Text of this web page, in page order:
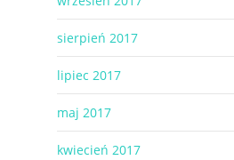
sierpień 2017
lipiec 2017
maj 2017
kwiecień 2017